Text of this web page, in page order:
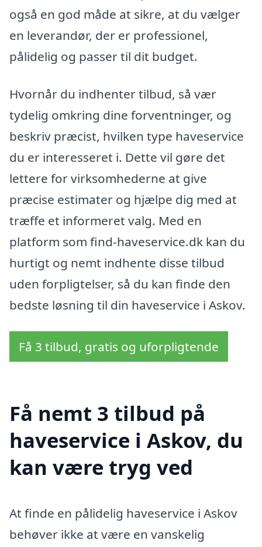
også en god måde at sikre, at du vælger
en leverandør, der er professionel,
pålidelig og passer til dit budget.
Hvornår du indhenter tilbud, så vær
tydelig omkring dine forventninger, og
beskriv præcist, hvilken type haveservice
du er interesseret i. Dette vil gøre det
lettere for virksomhederne at give
præcise estimater og hjælpe dig med at
træffe et informeret valg. Med en
platform som find-haveservice.dk kan du
hurtigt og nemt indhente disse tilbud
uden forpligtelser, så du kan finde den
bedste løsning til din haveservice i Askov.
Få 3 tilbud, gratis og uforpligtende
Få nemt 3 tilbud på
haveservice i Askov, du
kan være tryg ved
At finde en pålidelig haveservice i Askov
behøver ikke at være en vanskelig